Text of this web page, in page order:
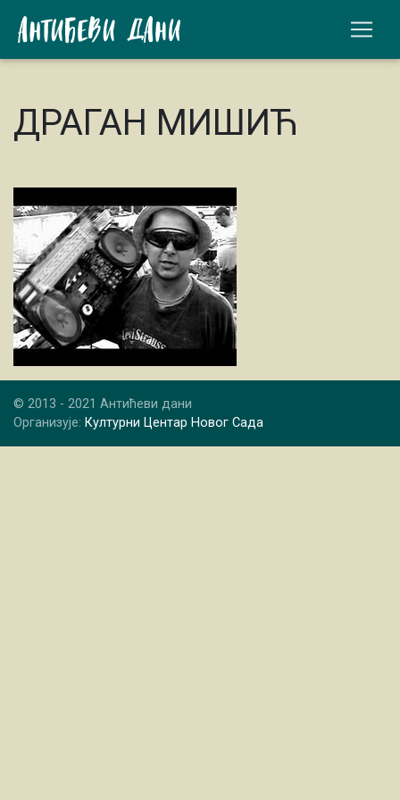
ДРАГАН МИШИЋ
© 2013 - 2021 Антићеви дани
Организује: Културни Центар Новог Сада